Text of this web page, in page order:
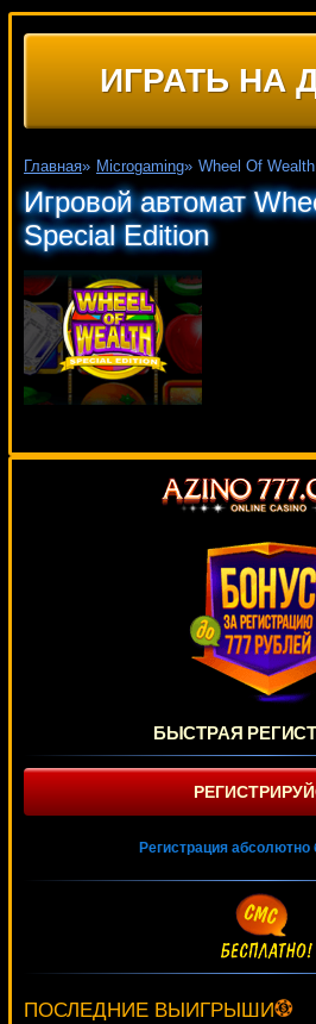
ИГРАТЬ НА
Главная» Microgaming» Wheel Of
Игровой автомат
Special Edition
БЫСТРАЯ
Регистрация абсолютно
ПОСЛЕДНИЕ ВЫИГРЫШИ
lucky***